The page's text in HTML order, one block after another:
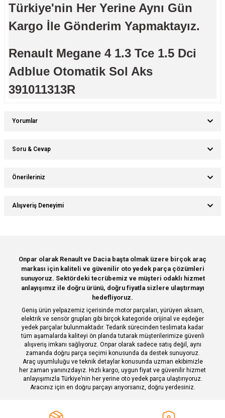
Türkiye'nin Her Yerine Aynı Gün
Kargo İle Gönderim Yapmaktayız.
Renault Megane 4 1.3 Tce 1.5 Dci
Adblue Otomatik Sol Aks
391011313R
Yorumlar
Soru & Cevap
Önerileriniz
Bu ürünün fiyat bilgisi, resim, ürün açıklamalarında ve diğer konularda
yetersiz gördüğünüz noktaları öneri formunu kullanarak tarafımıza
Ürün resmi kalitesiz, bozuk veya görüntülenemiyor.
Ürün açıklamasında eksik bilgiler bulunuyor.
Ürün bilgilerinde hatalar bulunuyor.
Ürün fiyatı diğer sitelerden daha pahalı.
Bu ürüne benzer farklı alternatifler olmalı.
Gönder
Alışveriş Deneyimi
Deneyimini Paylaş
Onpar olarak Renault ve Dacia başta olmak üzere birçok araç
markası için kaliteli ve güvenilir oto yedek parça çözümleri
sunuyoruz. Sektördeki tecrübemiz ve müşteri odaklı hizmet
anlayışımız ile doğru ürünü, doğru fiyatla sizlere ulaştırmayı
hedefliyoruz.
Geniş ürün yelpazemiz içerisinde motor parçaları, yürüyen aksam,
elektrik ve sensör grupları gibi birçok kategoride orijinal ve eşdeğer
yedek parçalar bulunmaktadır. Tedarik sürecinden teslimata kadar
tüm aşamalarda kaliteyi ön planda tutarak müşterilerimize güvenli
alışveriş imkanı sağlıyoruz. Onpar olarak sadece satış değil, aynı
zamanda doğru parça seçimi konusunda da destek sunuyoruz.
Araç uyumluluğu ve teknik detaylar konusunda uzman ekibimizle
her zaman yanınızdayız. Hızlı kargo, uygun fiyat ve güvenilir hizmet
anlayışımızla Türkiye’nin her yerine oto yedek parça ulaştırıyoruz.
Aracınız için en doğru parçayı arıyorsanız, doğru yerdesiniz.